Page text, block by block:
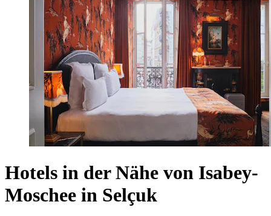
Hotels in der Nähe von Isabey-
Moschee in Selçuk